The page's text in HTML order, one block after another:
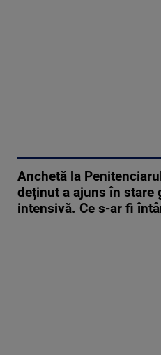
Anchetă la
deținut a ajuns în stare
intensivă. Ce s-ar fi